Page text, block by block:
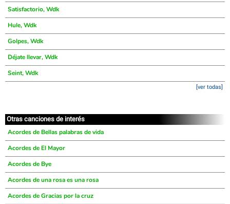
Satisfactorio, Wdk
Hule, Wdk
Golpes, Wdk
Déjate llevar, Wdk
Seint, Wdk
[ver todas]
Otras canciones de interés
Acordes de Bellas palabras de vida
Acordes de El Mayor
Acordes de Bye
Acordes de una rosa es una rosa
Acordes de Gracias por la cruz